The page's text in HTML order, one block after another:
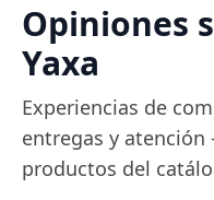
Opiniones
Yaxa
Experiencias de
entregas y
productos del